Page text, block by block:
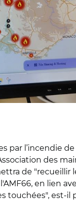
l’incendie de
des
de "recueillir
en lien
est-il